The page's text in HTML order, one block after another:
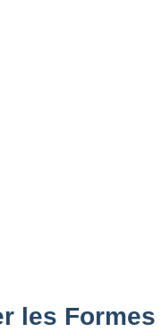
les Formes